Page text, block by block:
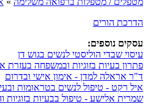
הדרכת הורים
עסקים נוספים:
עיסוי שבדי הוליסטי לנשים בגוש דן
פתרון בעיות בזוגיות ובמשפחה בעזרת
ד"ר אראלה למדן - אימון אישי ובדרום
איל רקט - טיפול לנשים בטראומות
שמרית אלישע - טיפול בבעיות בזוגיות